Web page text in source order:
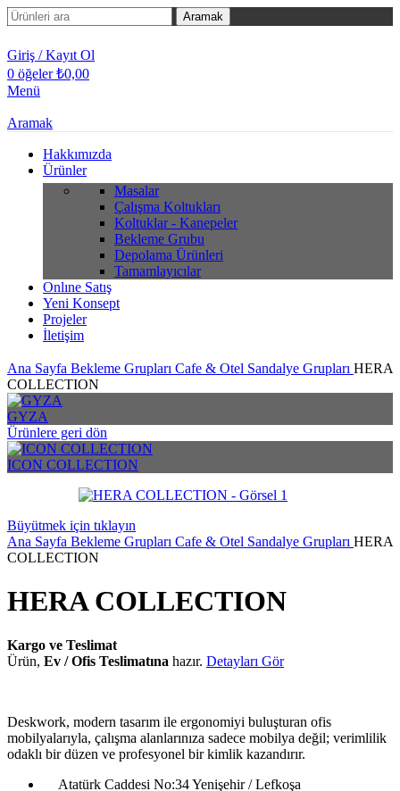
Aramak
Giriş / Kayıt Ol
0 öğeler ₺0,00
Menü
Aramak
Hakkımızda
Ürünler
Masalar
Çalışma Koltukları
Koltuklar - Kanepeler
Bekleme Grubu
Depolama Ürünleri
Tamamlayıcılar
Onlıne Satış
Yeni Konsept
Projeler
İletişim
Ana Sayfa Bekleme Grupları Cafe & Otel Sandalye Grupları HERA
COLLECTION
GYZA
Ürünlere geri dön
ICON COLLECTION
Büyütmek için tıklayın
Ana Sayfa Bekleme Grupları Cafe & Otel Sandalye Grupları HERA
COLLECTION
HERA COLLECTION
Kargo ve Teslimat
Ürün, Ev / Ofis Teslimatına hazır. Detayları Gör
Deskwork, modern tasarım ile ergonomiyi buluşturan ofis
mobilyalarıyla, çalışma alanlarınıza sadece mobilya değil; verimlilik
odaklı bir düzen ve profesyonel bir kimlik kazandırır.
Atatürk Caddesi No:34 Yenişehir / Lefkoşa